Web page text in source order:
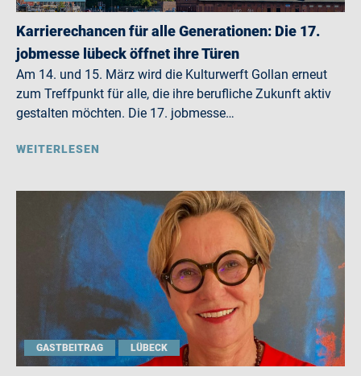
Karrierechancen für alle Generationen: Die 17.
jobmesse lübeck öffnet ihre Türen
Am 14. und 15. März wird die Kulturwerft Gollan erneut
zum Treffpunkt für alle, die ihre berufliche Zukunft aktiv
gestalten möchten. Die 17. jobmesse…
WEITERLESEN
GASTBEITRAG LÜBECK